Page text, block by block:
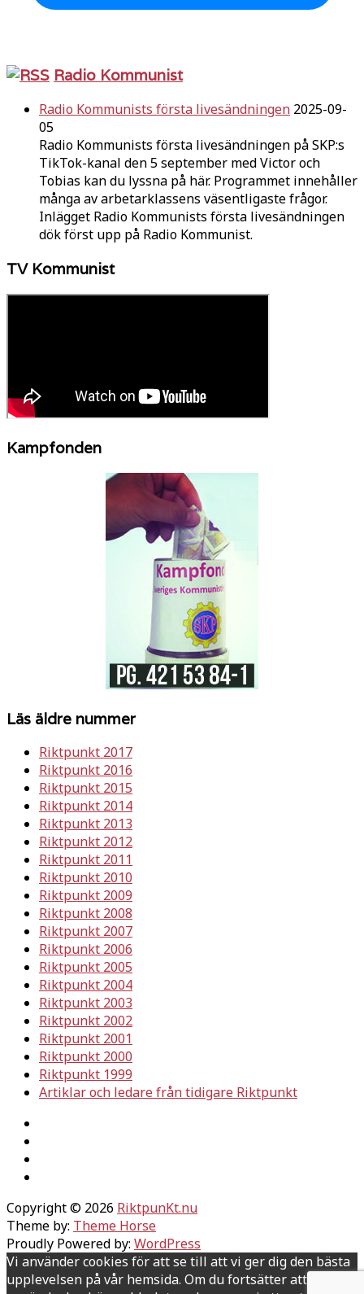
Radio Kommunist
Radio Kommunists första livesändningen 2025-09-
05
Radio Kommunists första livesändningen på SKP:s
TikTok-kanal den 5 september med Victor och
Tobias kan du lyssna på här. Programmet innehåller
många av arbetarklassens väsentligaste frågor.
Inlägget Radio Kommunists första livesändningen
dök först upp på Radio Kommunist.
TV Kommunist
Kampfonden
Läs äldre nummer
Riktpunkt 2017
Riktpunkt 2016
Riktpunkt 2015
Riktpunkt 2014
Riktpunkt 2013
Riktpunkt 2012
Riktpunkt 2011
Riktpunkt 2010
Riktpunkt 2009
Riktpunkt 2008
Riktpunkt 2007
Riktpunkt 2006
Riktpunkt 2005
Riktpunkt 2004
Riktpunkt 2003
Riktpunkt 2002
Riktpunkt 2001
Riktpunkt 2000
Riktpunkt 1999
Artiklar och ledare från tidigare Riktpunkt
Copyright © 2026 RiktpunKt.nu
Theme by: Theme Horse
Proudly Powered by: WordPress
Vi använder cookies för att se till att vi ger dig den bästa
upplevelsen på vår hemsida. Om du fortsätter att